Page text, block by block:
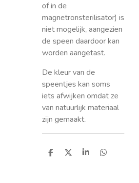
of in de
magnetronsterilisator) is
niet mogelijk, aangezien
de speen daardoor kan
worden aangetast.
De kleur van de
speentjes kan soms
iets afwijken omdat ze
van natuurlijk materiaal
zijn gemaakt.
D
D
S
D